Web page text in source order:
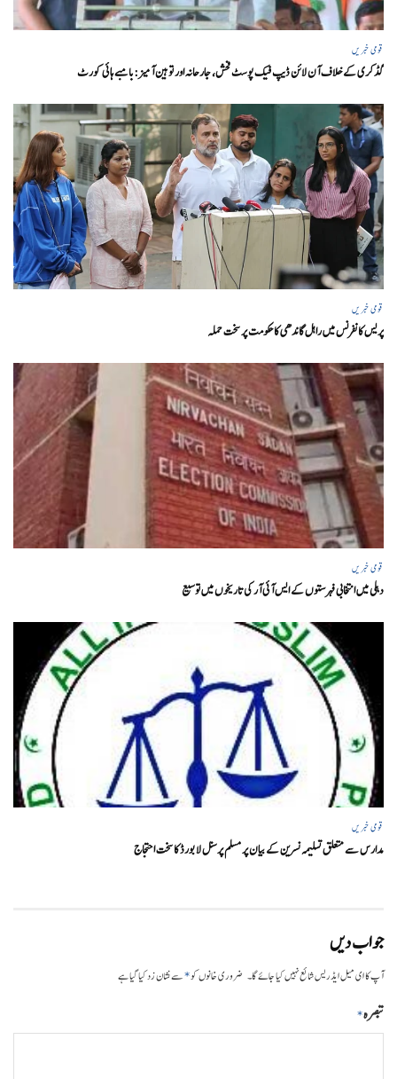
قومی خبریں
گڈکری کے خلاف آن لائن ڈیپ فیک پوسٹ فحش، جارحانہ اور توہین آمیز:بامبے ہائی کورٹ
قومی خبریں
پریس کانفرنس میں راہل گاندھی کا حکومت پر سخت حملہ
قومی خبریں
دہلی میں انتخابی فہرستوں کے ایس آئی آر کی تاریخوں میں توسیع
قومی خبریں
مدارس سے متعلق تسلیمہ نسرین کے بیان پر مسلم پرسنل لا بورڈ کا سخت احتجاج
جواب دیں
آپ کا ای میل ایڈریس شائع نہیں کیا جائے گا۔ ضروری خانوں کو*سے نشان زد کیا گیا ہے
تبصرہ*